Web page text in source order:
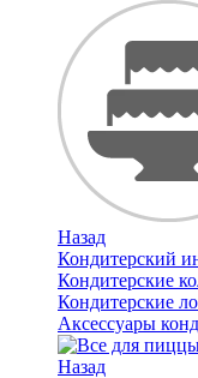
Назад
Кондитерский
Кондитерские
Кондитерские
Аксессуары
Назад